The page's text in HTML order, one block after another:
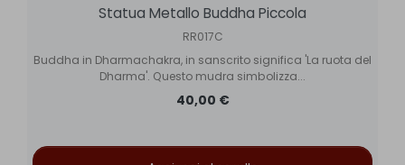
Statua Metallo Buddha Piccola
RR017C
Buddha in Dharmachakra, in sanscrito significa 'La ruota del
Dharma'. Questo mudra simbolizza...
40,00 €